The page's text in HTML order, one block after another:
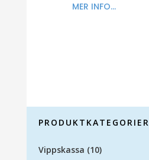
MER INFO...
PRODUKTKATEGORIER
Vippskassa (10)